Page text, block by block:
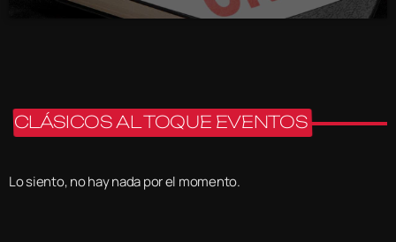
CLÁSICOS AL TOQUE EVENTOS
Lo siento, no hay nada por el momento.